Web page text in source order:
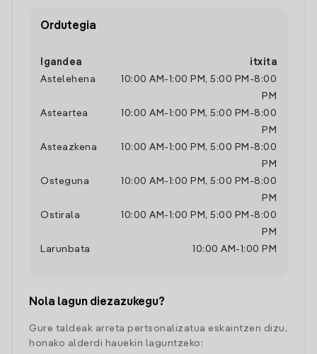
Ordutegia
Igandea
itxita
Astelehena
10:00 AM - 1:00 PM , 5:00 PM -8:00
PM
Asteartea
10:00 AM - 1:00 PM , 5:00 PM -8:00
PM
Asteazkena
10:00 AM - 1:00 PM , 5:00 PM -8:00
PM
Osteguna
10:00 AM - 1:00 PM , 5:00 PM -8:00
PM
Ostirala
10:00 AM - 1:00 PM , 5:00 PM -8:00
PM
Larunbata
10:00 AM - 1:00 PM
Nola lagun diezazukegu?
Gure taldeak arreta pertsonalizatua eskaintzen dizu,
honako alderdi hauekin laguntzeko: